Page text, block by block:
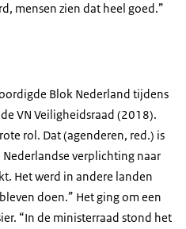
mensen zien dat heel goed.”
Blok Nederland tijdens
VN Veiligheidsraad (2018).
rol. Dat (agenderen, red.) is
verplichting naar
Het werd in andere landen
doen.” Het ging om een
“In de ministerraad stond het